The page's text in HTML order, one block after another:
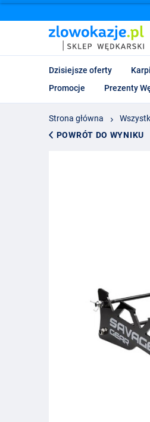
Dzisiejsze oferty
Promocje
Prezenty
Strona główna
POWRÓT DO WYNIKU